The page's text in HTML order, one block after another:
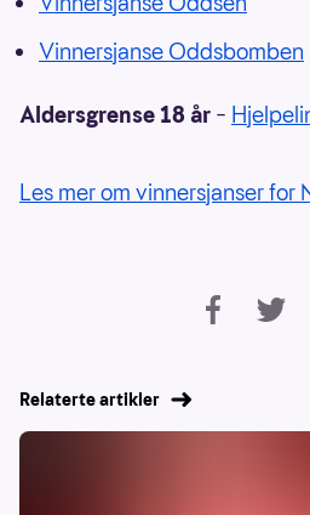
Vinnersjanse Oddsbomben
Aldersgrense 18 år –
Les mer om vinnersjanser for
Relaterte artikler